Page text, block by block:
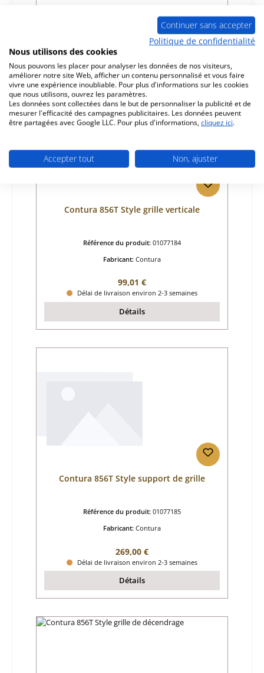
Délai de livraison environ 2-3 semaines
Contura 856T Style grille verticale
Référence du produit: 01077184
Fabricant: Contura
Prix régulier :
99,01 €
Délai de livraison environ 2-3 semaines
Détails
Contura 856T Style support de grille
Référence du produit: 01077185
Fabricant: Contura
Prix régulier :
269,00 €
Délai de livraison environ 2-3 semaines
Détails
Continuer sans accepter
Politique de confidentialité
Nous utilisons des cookies
Nous pouvons les placer pour analyser les données de nos visiteurs,
améliorer notre site Web, afficher un contenu personnalisé et vous faire
vivre une expérience inoubliable. Pour plus d'informations sur les cookies
que nous utilisons, ouvrez les paramètres.
Les données sont collectées dans le but de personnaliser la publicité et de
mesurer l'efficacité des campagnes publicitaires. Les données peuvent
être partagées avec Google LLC. Pour plus d'informations, cliquez ici.
Accepter tout Non, ajuster